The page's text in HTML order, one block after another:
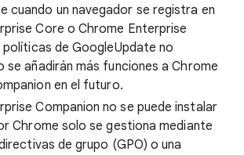
cuando un navegador se registra en
Core o Chrome Enterprise
políticas de GoogleUpdate no
se añadirán más funciones a Chrome
en el futuro.
Companion no se puede instalar
Chrome solo se gestiona mediante
de grupo (GPO) o una